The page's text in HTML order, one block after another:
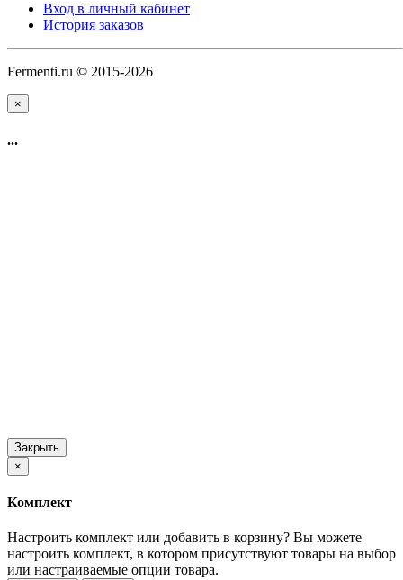
Вход в личный кабинет
История заказов
Fermenti.ru © 2015-2026
×
...
Закрыть
×
Комплект
Настроить комплект или добавить в корзину? Вы можете
настроить комплект, в котором присутствуют товары на выбор
или настраиваемые опции товара.